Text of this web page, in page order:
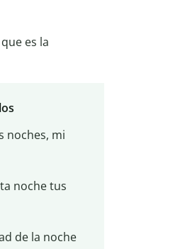
es la
noches, mi
noche tus
de la noche